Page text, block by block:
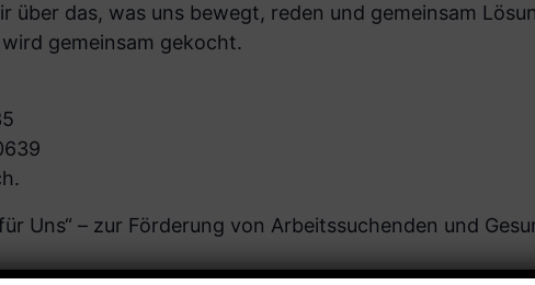
über das, was uns bewegt, reden und gemeinsam
gemeinsam gekocht.
Uns“ – zur Förderung von Arbeitssuchenden und